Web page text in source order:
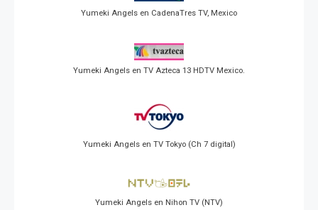
Yumeki Angels en CadenaTres TV, Mexico
Yumeki Angels en TV Azteca 13 HDTV Mexico.
Yumeki Angels en TV Tokyo (Ch 7 digital)
Yumeki Angels en Nihon TV (NTV)